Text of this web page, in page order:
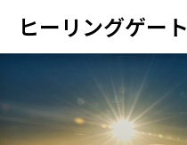
ヒーリングゲート